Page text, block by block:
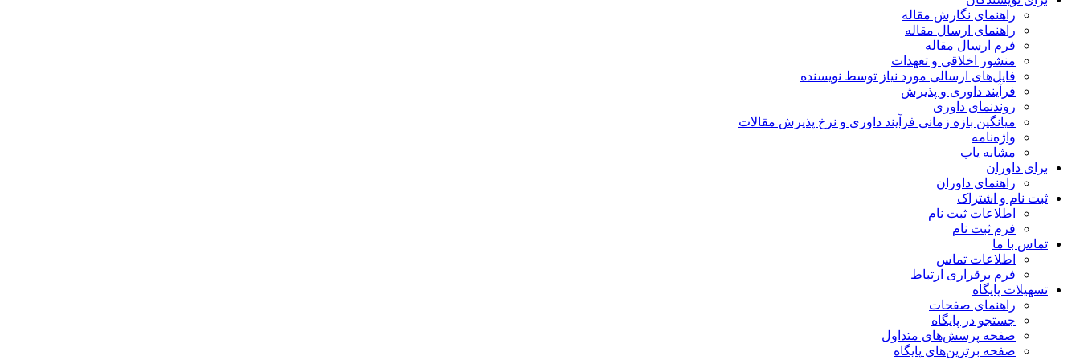
راهنمای نگارش مقاله
راهنمای ارسال مقاله
فرم ارسال مقاله
منشور اخلاقی و تعهدات
فایل‌های ارسالی مورد نیاز توسط نویسنده
فرآیند داوری و پذیرش
روندنمای داوری
میانگین بازه زمانی فرآیند داوری و نرخ پذیرش مقالات
واژه‌نامه
مشابه یاب
برای داوران
راهنمای داوران
ثبت نام و اشتراک
اطلاعات ثبت نام
فرم ثبت نام
تماس با ما
اطلاعات تماس
فرم برقراری ارتباط
تسهیلات پایگاه
راهنمای صفحات
جستجو در پایگاه
صفحه پرسش‌های متداول
صفحه برترین‌های پایگاه